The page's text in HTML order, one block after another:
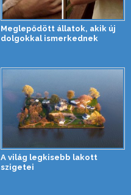
Meglepődött állatok, akik új
dolgokkal ismerkednek
A világ legkisebb lakott
szigetei